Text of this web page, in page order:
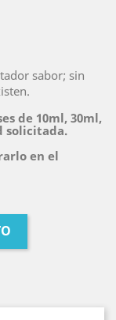
sabor; sin
de 10ml, 30ml,
solicitada.
en el